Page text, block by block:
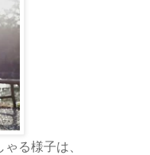
る様子は、